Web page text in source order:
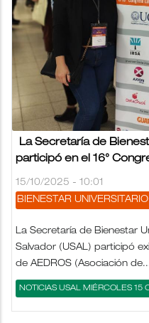
La Secretaría de
participó en el 16°
15/10/2025 - 10:01
BIENESTAR UNIVERSITARIO
La Secretaría de Bienestar
Salvador (USAL) participó
de AEDROS (Asociación
NOTICIAS USAL MIÉRCOLES 15